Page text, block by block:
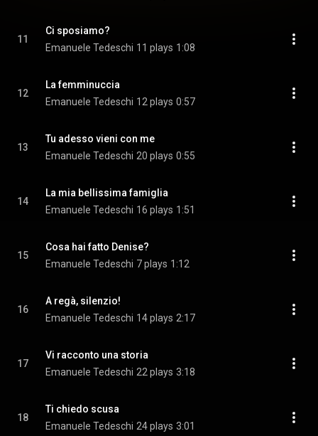
11
Ci sposiamo?
Emanuele Tedeschi 11 plays 1:08
12
La femminuccia
Emanuele Tedeschi 12 plays 0:57
13
Tu adesso vieni con me
Emanuele Tedeschi 20 plays 0:55
14
La mia bellissima famiglia
Emanuele Tedeschi 16 plays 1:51
15
Cosa hai fatto Denise?
Emanuele Tedeschi 7 plays 1:12
16
A regà, silenzio!
Emanuele Tedeschi 14 plays 2:17
17
Vi racconto una storia
Emanuele Tedeschi 22 plays 3:18
18
Ti chiedo scusa
Emanuele Tedeschi 24 plays 3:01